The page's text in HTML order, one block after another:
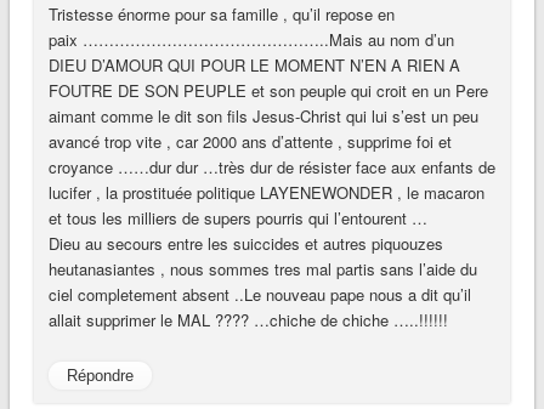
Tristesse énorme pour sa famille , qu’il repose en
paix ………………………………………..Mais au nom d’un
DIEU D’AMOUR QUI POUR LE MOMENT N’EN A RIEN A
FOUTRE DE SON PEUPLE et son peuple qui croit en un Pere
aimant comme le dit son fils Jesus-Christ qui lui s’est un peu
avancé trop vite , car 2000 ans d’attente , supprime foi et
croyance ……dur dur …très dur de résister face aux enfants de
lucifer , la prostituée politique LAYENEWONDER , le macaron
et tous les milliers de supers pourris qui l’entourent …
Dieu au secours entre les suiccides et autres piquouzes
heutanasiantes , nous sommes tres mal partis sans l’aide du
ciel completement absent ..Le nouveau pape nous a dit qu’il
allait supprimer le MAL ???? …chiche de chiche …..!!!!!!
Répondre